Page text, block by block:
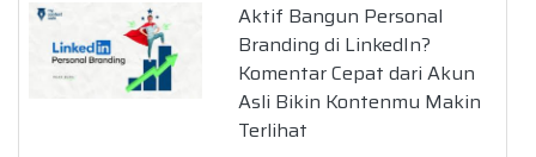
Aktif Bangun Personal
Branding di LinkedIn?
Komentar Cepat dari Akun
Asli Bikin Kontenmu Makin
Terlihat